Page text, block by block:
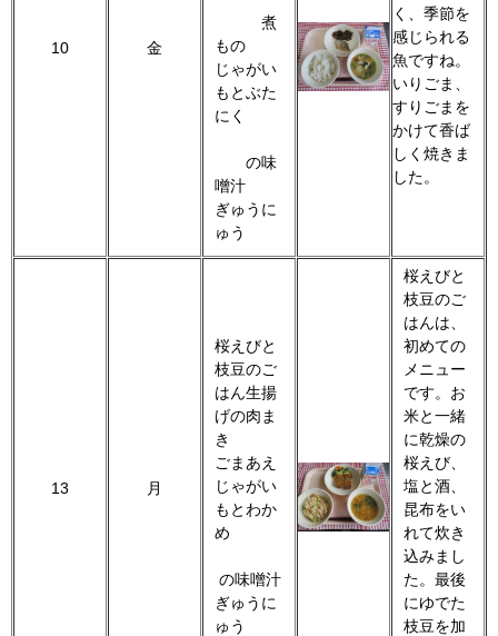
10 金
煮
もの
じゃがい
もとぶた
にく
の味
噌汁
ぎゅうに
ゅう
く、季節を
感じられる
魚ですね。
いりごま、
すりごまを
かけて香ば
しく焼きま
した。
13 月
桜えびと
枝豆のご
はん生揚
げの肉ま
き
ごまあえ
じゃがい
もとわか
め
の味噌汁
ぎゅうに
ゅう
桜えびと
枝豆のご
はんは、
初めての
メニュー
です。お
米と一緒
に乾燥の
桜えび、
塩と酒、
昆布をい
れて炊き
込みまし
た。最後
にゆでた
枝豆を加